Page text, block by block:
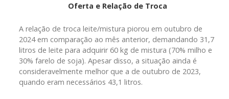
Oferta e Relação de Troca
A relação de troca leite/mistura piorou em outubro de
2024 em comparação ao mês anterior, demandando 31,7
litros de leite para adquirir 60 kg de mistura (70% milho e
30% farelo de soja). Apesar disso, a situação ainda é
consideravelmente melhor que a de outubro de 2023,
quando eram necessários 43,1 litros.